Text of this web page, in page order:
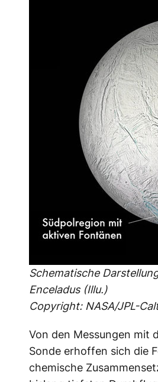
Schematische
Enceladus (Illu.)
Copyright: NASA/JPL-
Von den Messungen mit
Sonde erhoffen sich die
chemische